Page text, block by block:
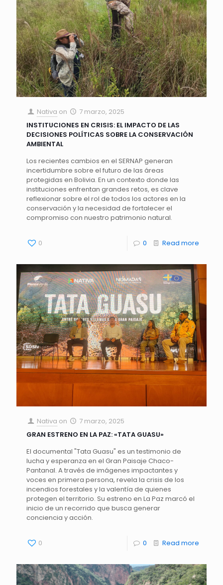
Nativa on
7 marzo, 2025
INSTITUCIONES EN CRISIS: EL IMPACTO DE LAS
DECISIONES POLÍTICAS SOBRE LA CONSERVACIÓN
AMBIENTAL
Los recientes cambios en el SERNAP generan
incertidumbre sobre el futuro de las áreas
protegidas en Bolivia. En un contexto donde las
instituciones enfrentan grandes retos, es clave
reflexionar sobre el rol de todos los actores en la
conservación y la necesidad de fortalecer el
compromiso con nuestro patrimonio natural.
0 0 Read more
Nativa on
7 marzo, 2025
GRAN ESTRENO EN LA PAZ: «TATA GUASU»
El documental "Tata Guasu" es un testimonio de
lucha y esperanza en el Gran Paisaje Chaco-
Pantanal. A través de imágenes impactantes y
voces en primera persona, revela la crisis de los
incendios forestales y la valentía de quienes
protegen el territorio. Su estreno en La Paz marcó el
inicio de un recorrido que busca generar
conciencia y acción.
0 0 Read more